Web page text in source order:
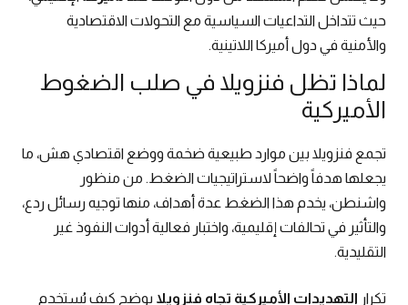
حيث تتداخل التداعيات السياسية مع التحولات الاقتصادية
والأمنية في دول أميركا اللاتينية.
لماذا تظل فنزويلا في صلب الضغوط
الأميركية
تجمع فنزويلا بين موارد طبيعية ضخمة ووضع اقتصادي هش، ما
يجعلها هدفاً واضحاً لاستراتيجيات الضغط. من منظور
واشنطن، يخدم هذا الضغط عدة أهداف، منها توجيه رسائل ردع،
والتأثير في تحالفات إقليمية، واختبار فعالية أدوات النفوذ غير
التقليدية.
تكرار التهديدات الأميركية تجاه فنزويلا يوضح كيف يُستخدم